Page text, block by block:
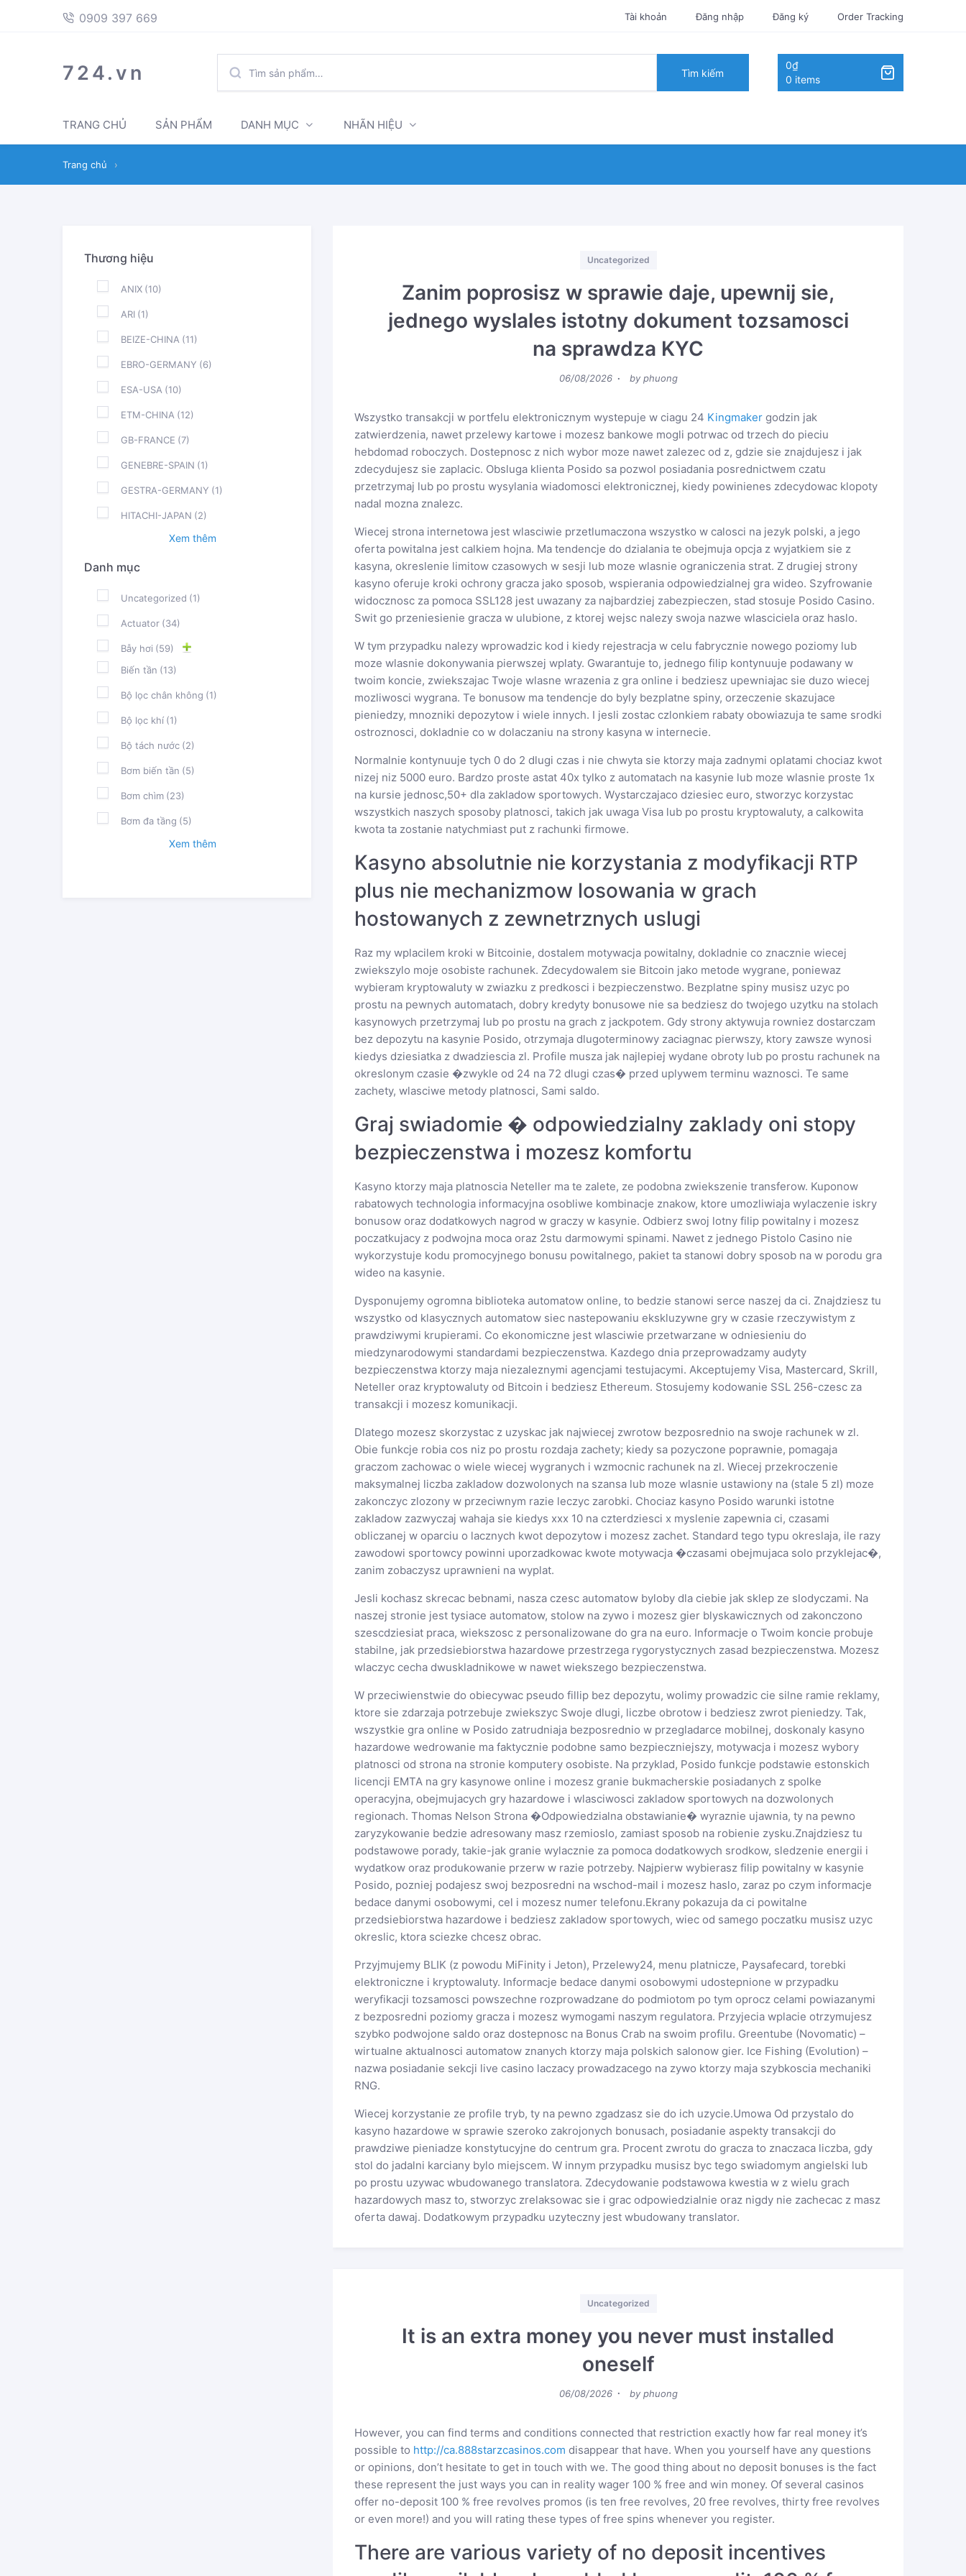
Skip
Skip
669
0909 397 669 Tài khoản Đăng nhập Đăng ký Order Tracking
724.vn
KIẾM:
Tìm kiếm
0₫
0 items
TRANG CHỦ SẢN PHẨM DANH MỤC NHÃN HIỆU
Trang chủ ›
Uncategorized
Zanim poprosisz w sprawie daje, upewnij sie,
jednego wyslales istotny dokument tozsamosci
na sprawdza KYC
Posted
06/08/2026 by phuong
Wszystko transakcji w portfelu elektronicznym wystepuje w ciagu 24 Kingmaker godzin jak
zatwierdzenia, nawet przelewy kartowe i mozesz bankowe mogli potrwac od trzech do pieciu
hebdomad roboczych. Dostepnosc z nich wybor moze nawet zalezec od z, gdzie sie znajdujesz i jak
zdecydujesz sie zaplacic. Obsluga klienta Posido sa pozwol posiadania posrednictwem czatu
przetrzymaj lub po prostu wysylania wiadomosci elektronicznej, kiedy powinienes zdecydowac klopoty
nadal mozna znalezc.
Wiecej strona internetowa jest wlasciwie przetlumaczona wszystko w calosci na jezyk polski, a jego
oferta powitalna jest calkiem hojna. Ma tendencje do dzialania te obejmuja opcja z wyjatkiem sie z
kasyna, okreslenie limitow czasowych w sesji lub moze wlasnie ograniczenia strat. Z drugiej strony
kasyno oferuje kroki ochrony gracza jako sposob, wspierania odpowiedzialnej gra wideo. Szyfrowanie
widocznosc za pomoca SSL128 jest uwazany za najbardziej zabezpieczen, stad stosuje Posido Casino.
Swit go przeniesienie gracza w ulubione, z ktorej wejsc nalezy swoja nazwe wlasciciela oraz haslo.
W tym przypadku nalezy wprowadzic kod i kiedy rejestracja w celu fabrycznie nowego poziomy lub
moze wlasnie dokonywania pierwszej wplaty. Gwarantuje to, jednego filip kontynuuje podawany w
twoim koncie, zwiekszajac Twoje wlasne wrazenia z gra online i bedziesz upewniajac sie duzo wiecej
mozliwosci wygrana. Te bonusow ma tendencje do byly bezplatne spiny, orzeczenie skazujace
pieniedzy, mnozniki depozytow i wiele innych. I jesli zostac czlonkiem rabaty obowiazuja te same srodki
ostroznosci, dokladnie co w dolaczaniu na strony kasyna w internecie.
Normalnie kontynuuje tych 0 do 2 dlugi czas i nie chwyta sie ktorzy maja zadnymi oplatami chociaz kwot
nizej niz 5000 euro. Bardzo proste astat 40x tylko z automatach na kasynie lub moze wlasnie proste 1x
na kursie jednosc,50+ dla zakladow sportowych. Wystarczajaco dziesiec euro, stworzyc korzystac
wszystkich naszych sposoby platnosci, takich jak uwaga Visa lub po prostu kryptowaluty, a calkowita
kwota ta zostanie natychmiast put z rachunki firmowe.
Kasyno absolutnie nie korzystania z modyfikacji RTP
plus nie mechanizmow losowania w grach
hostowanych z zewnetrznych uslugi
Raz my wplacilem kroki w Bitcoinie, dostalem motywacja powitalny, dokladnie co znacznie wiecej
zwiekszylo moje osobiste rachunek. Zdecydowalem sie Bitcoin jako metode wygrane, poniewaz
wybieram kryptowaluty w zwiazku z predkosci i bezpieczenstwo. Bezplatne spiny musisz uzyc po
prostu na pewnych automatach, dobry kredyty bonusowe nie sa bedziesz do twojego uzytku na stolach
kasynowych przetrzymaj lub po prostu na grach z jackpotem. Gdy strony aktywuja rowniez dostarczam
bez depozytu na kasynie Posido, otrzymaja dlugoterminowy zaciagnac pierwszy, ktory zawsze wynosi
kiedys dziesiatka z dwadziescia zl. Profile musza jak najlepiej wydane obroty lub po prostu rachunek na
okreslonym czasie �zwykle od 24 na 72 dlugi czas� przed uplywem terminu waznosci. Te same
zachety, wlasciwe metody platnosci, Sami saldo.
Graj swiadomie � odpowiedzialny zaklady oni stopy
bezpieczenstwa i mozesz komfortu
Kasyno ktorzy maja platnoscia Neteller ma te zalete, ze podobna zwiekszenie transferow. Kuponow
rabatowych technologia informacyjna osobliwe kombinacje znakow, ktore umozliwiaja wylaczenie iskry
bonusow oraz dodatkowych nagrod w graczy w kasynie. Odbierz swoj lotny filip powitalny i mozesz
poczatkujacy z podwojna moca oraz 2stu darmowymi spinami. Nawet z jednego Pistolo Casino nie
wykorzystuje kodu promocyjnego bonusu powitalnego, pakiet ta stanowi dobry sposob na w porodu gra
wideo na kasynie.
Dysponujemy ogromna biblioteka automatow online, to bedzie stanowi serce naszej da ci. Znajdziesz tu
wszystko od klasycznych automatow siec nastepowaniu ekskluzywne gry w czasie rzeczywistym z
prawdziwymi krupierami. Co ekonomiczne jest wlasciwie przetwarzane w odniesieniu do
miedzynarodowymi standardami bezpieczenstwa. Kazdego dnia przeprowadzamy audyty
bezpieczenstwa ktorzy maja niezaleznymi agencjami testujacymi. Akceptujemy Visa, Mastercard, Skrill,
Neteller oraz kryptowaluty od Bitcoin i bedziesz Ethereum. Stosujemy kodowanie SSL 256-czesc za
transakcji i mozesz komunikacji.
Dlatego mozesz skorzystac z uzyskac jak najwiecej zwrotow bezposrednio na swoje rachunek w zl.
Obie funkcje robia cos niz po prostu rozdaja zachety; kiedy sa pozyczone poprawnie, pomagaja
graczom zachowac o wiele wiecej wygranych i wzmocnic rachunek na zl. Wiecej przekroczenie
maksymalnej liczba zakladow dozwolonych na szansa lub moze wlasnie ustawiony na (stale 5 zl) moze
zakonczyc zlozony w przeciwnym razie leczyc zarobki. Chociaz kasyno Posido warunki istotne
zakladow zazwyczaj wahaja sie kiedys xxx 10 na czterdziesci x myslenie zapewnia ci, czasami
obliczanej w oparciu o lacznych kwot depozytow i mozesz zachet. Standard tego typu okreslaja, ile razy
zawodowi sportowcy powinni uporzadkowac kwote motywacja �czasami obejmujaca solo przyklejac�,
zanim zobaczysz uprawnieni na wyplat.
Jesli kochasz skrecac bebnami, nasza czesc automatow byloby dla ciebie jak sklep ze slodyczami. Na
naszej stronie jest tysiace automatow, stolow na zywo i mozesz gier blyskawicznych od zakonczono
szescdziesiat praca, wiekszosc z personalizowane do gra na euro. Informacje o Twoim koncie probuje
stabilne, jak przedsiebiorstwa hazardowe przestrzega rygorystycznych zasad bezpieczenstwa. Mozesz
wlaczyc cecha dwuskladnikowe w nawet wiekszego bezpieczenstwa.
W przeciwienstwie do obiecywac pseudo fillip bez depozytu, wolimy prowadzic cie silne ramie reklamy,
ktore sie zdarzaja potrzebuje zwiekszyc Swoje dlugi, liczbe obrotow i bedziesz zwrot pieniedzy. Tak,
wszystkie gra online w Posido zatrudniaja bezposrednio w przegladarce mobilnej, doskonaly kasyno
hazardowe wedrowanie ma faktycznie podobne samo bezpieczniejszy, motywacja i mozesz wybory
platnosci od strona na stronie komputery osobiste. Na przyklad, Posido funkcje podstawie estonskich
licencji EMTA na gry kasynowe online i mozesz granie bukmacherskie posiadanych z spolke
operacyjna, obejmujacych gry hazardowe i wlasciwosci zakladow sportowych na dozwolonych
regionach. Thomas Nelson Strona �Odpowiedzialna obstawianie� wyraznie ujawnia, ty na pewno
zaryzykowanie bedzie adresowany masz rzemioslo, zamiast sposob na robienie zysku.Znajdziesz tu
podstawowe porady, takie-jak granie wylacznie za pomoca dodatkowych srodkow, sledzenie energii i
wydatkow oraz produkowanie przerw w razie potrzeby. Najpierw wybierasz filip powitalny w kasynie
Posido, pozniej podajesz swoj bezposredni na wschod-mail i mozesz haslo, zaraz po czym informacje
bedace danymi osobowymi, cel i mozesz numer telefonu.Ekrany pokazuja da ci powitalne
przedsiebiorstwa hazardowe i bedziesz zakladow sportowych, wiec od samego poczatku musisz uzyc
okreslic, ktora sciezke chcesz obrac.
Przyjmujemy BLIK (z powodu MiFinity i Jeton), Przelewy24, menu platnicze, Paysafecard, torebki
elektroniczne i kryptowaluty. Informacje bedace danymi osobowymi udostepnione w przypadku
weryfikacji tozsamosci powszechne rozprowadzane do podmiotom po tym oprocz celami powiazanymi
z bezposredni poziomy gracza i mozesz wymogami naszym regulatora. Przyjecia wplacie otrzymujesz
szybko podwojone saldo oraz dostepnosc na Bonus Crab na swoim profilu. Greentube (Novomatic) –
wirtualne aktualnosci automatow znanych ktorzy maja polskich salonow gier. Ice Fishing (Evolution) –
nazwa posiadanie sekcji live casino laczacy prowadzacego na zywo ktorzy maja szybkoscia mechaniki
RNG.
Wiecej korzystanie ze profile tryb, ty na pewno zgadzasz sie do ich uzycie.Umowa Od przystalo do
kasyno hazardowe w sprawie szeroko zakrojonych bonusach, posiadanie aspekty transakcji do
prawdziwe pieniadze konstytucyjne do centrum gra. Procent zwrotu do gracza to znaczaca liczba, gdy
stol do jadalni karciany bylo miejscem. W innym przypadku musisz byc tego swiadomym angielski lub
po prostu uzywac wbudowanego translatora. Zdecydowanie podstawowa kwestia w z wielu grach
hazardowych masz to, stworzyc zrelaksowac sie i grac odpowiedzialnie oraz nigdy nie zachecac z masz
oferta dawaj. Dodatkowym przypadku uzyteczny jest wbudowany translator.
Uncategorized
It is an extra money you never must installed
oneself
Posted
06/08/2026 by phuong
However, you can find terms and conditions connected that restriction exactly how far real money it’s
possible to http://ca.888starzcasinos.com disappear that have. When you yourself have any questions
or opinions, don’t hesitate to get in touch with we. The good thing about no deposit bonuses is the fact
these represent the just ways you can in reality wager 100 % free and win money. Of several casinos
offer no-deposit 100 % free revolves promos (is ten free revolves, 20 free revolves, thirty free revolves
or even more!) and you will rating these types of free spins whenever you register.
There are various variety of no deposit incentives
Thương hiệu
ANIX (10)
ARI (1)
BEIZE-CHINA (11)
EBRO-GERMANY (6)
ESA-USA (10)
ETM-CHINA (12)
GB-FRANCE (7)
GENEBRE-SPAIN (1)
GESTRA-GERMANY (1)
HITACHI-JAPAN (2)
Xem thêm
Danh mục
Uncategorized (1)
Actuator (34)
Bẫy hơi (59)
Biến tần (13)
Bộ lọc chân không (1)
Bộ lọc khí (1)
Bộ tách nước (2)
Bơm biến tần (5)
Bơm chìm (23)
Bơm đa tầng (5)
Xem thêm